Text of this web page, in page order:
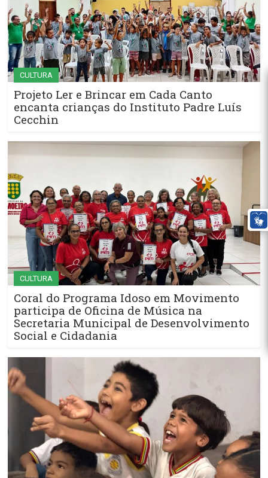
CULTURA
Projeto Ler e Brincar em Cada Canto
encanta crianças do Instituto Padre Luís
Cecchin
CULTURA
Coral do Programa Idoso em Movimento
participa de Oficina de Música na
Secretaria Municipal de Desenvolvimento
Social e Cidadania